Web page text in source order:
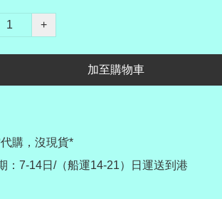
+
加至購物車
購，沒現貨*
：7-14日/（船運14-21）日運送到港